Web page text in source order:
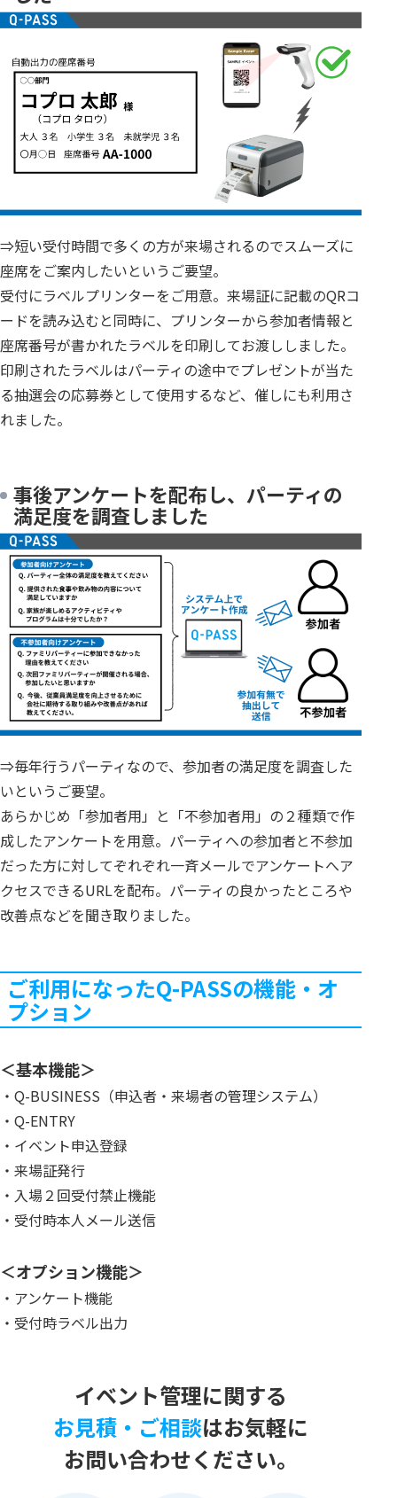
⇒短い受付時間で多くの方が来場されるのでスムーズに
座席をご案内したいというご要望。
受付にラベルプリンターをご用意。来場証に記載のQRコ
ードを読み込むと同時に、プリンターから参加者情報と
座席番号が書かれたラベルを印刷してお渡ししました。
印刷されたラベルはパーティの途中でプレゼントが当た
る抽選会の応募券として使用するなど、催しにも利用さ
れました。
事後アンケートを配布し、パーティの
満足度を調査しました
⇒毎年行うパーティなので、参加者の満足度を調査した
いというご要望。
あらかじめ「参加者用」と「不参加者用」の２種類で作
成したアンケートを用意。パーティへの参加者と不参加
だった方に対してぞれぞれ一斉メールでアンケートへア
クセスできるURLを配布。パーティの良かったところや
改善点などを聞き取りました。
ご利用になったQ-PASSの機能・オ
プション
＜基本機能＞
・Q-BUSINESS（申込者・来場者の管理システム）
・Q-ENTRY
・イベント申込登録
・来場証発行
・入場２回受付禁止機能
・受付時本人メール送信
＜オプション機能＞
・アンケート機能
・受付時ラベル出力
イベント管理に​関する
お見積・​ご相談は​お気軽に
​お問い​合わせください。​